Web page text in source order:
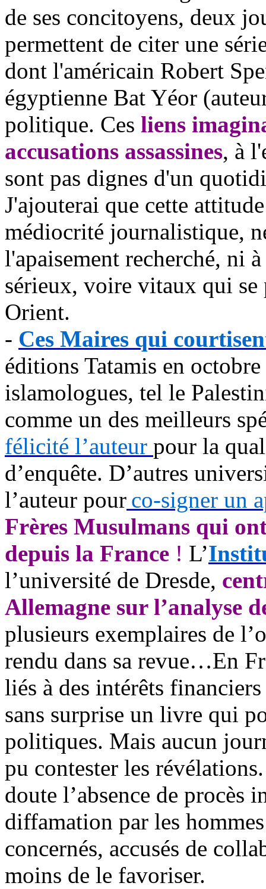
de ses concitoyens, deux
permettent de citer une
dont l'américain Robert
égyptienne Bat Yéor
politique. Ces liens
accusations assassines, à
sont pas dignes d'un
J'ajouterai que cette
médiocrité journalistique,
l'apaisement recherché, ni
sérieux, voire vitaux qui se
Orient.
- Ces Maires qui
éditions Tatamis en
islamologues, tel le
comme un des meilleurs
félicité l’auteur pour la
d’enquête. D’autres
l’auteur pour co-signer un
Frères Musulmans qui
depuis la France ! L’
l’université de Dresde,
Allemagne sur l’analyse
plusieurs exemplaires de
rendu dans sa revue…En
liés à des intérêts
sans surprise un livre qui
politiques. Mais aucun
pu contester les
doute l’absence de procès
diffamation par les
concernés, accusés de
moins de le favoriser.